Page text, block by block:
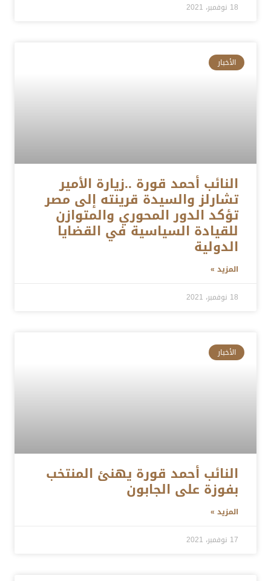
18 نوفمبر، 2021
الأخبار
النائب أحمد قورة ..زيارة الأمير
تشارلز والسيدة قرينته إلى مصر
تؤكد الدور المحوري والمتوازن
للقيادة السياسية في القضايا
الدولية
المزيد »
18 نوفمبر، 2021
الأخبار
النائب أحمد قورة يهنئ المنتخب
بفوزة على الجابون
المزيد »
17 نوفمبر، 2021